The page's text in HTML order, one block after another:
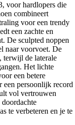
voor hardlopers die
combineert
voor een trendy
een zachte en
De sculpted noppen
naar voorvoet. De
terwijl de laterale
Het lichte
een betere
een persoonlijk record
vol vertrouwen
te verbeteren en je te